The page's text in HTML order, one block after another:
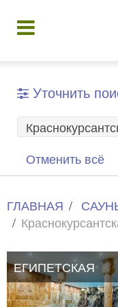
Уточнить
Отменить всё
ГЛАВНАЯ
ЕГИПЕТСКАЯ